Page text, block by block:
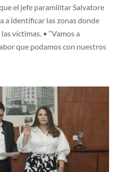
el jefe paramilitar Salvatore
a identificar las zonas donde
víctimas. • “Vamos a
que podamos con nuestros